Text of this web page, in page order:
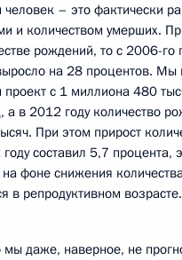
– это фактически
и количеством умерших.
рождений, то с 2006-
на 28 процентов. Мы
с 1 миллиона 480
а в 2012 году количество
При этом прирост
составил 5,7 процента,
фоне снижения
в репродуктивном возрасте.
мы даже, наверное, не